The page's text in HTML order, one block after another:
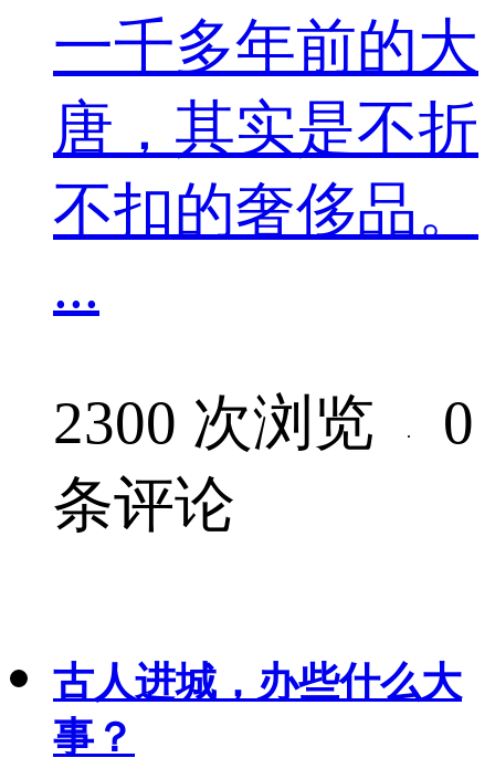
一千多年前的大
唐，其实是不折
不扣的奢侈品。
...
2300 次浏览 ·
0
条评论
古人进城，办些什么大
事？